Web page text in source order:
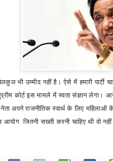
भी उम्मीद नहीं है। ऐसे में हमारी पार्टी
कोर्ट इस मामले में स्वता संज्ञान लेगा।
नेता अपने राजनीतिक स्वार्थ के लिए
आयोग जितनीसख्ती करनी चाहिए थी वो